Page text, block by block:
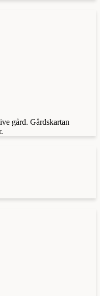
gård. Gårdskartan